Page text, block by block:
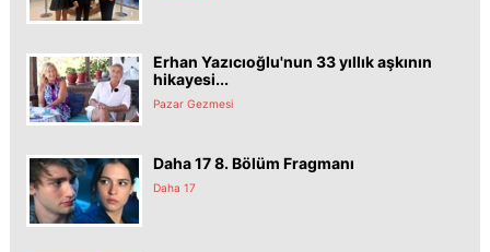
Erhan Yazıcıoğlu'nun 33 yıllık aşkının
hikayesi...
Pazar Gezmesi
Daha 17 8. Bölüm Fragmanı
Daha 17